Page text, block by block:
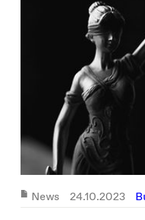
News 24.10.2023